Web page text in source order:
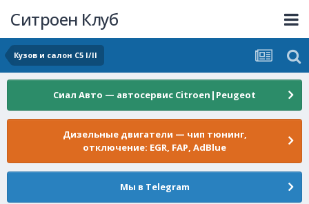
Ситроен Клуб
Кузов и салон C5 I/II
Сиал Авто — автосервис Citroen|Peugeot
Дизельные двигатели — чип тюнинг,
отключение: EGR, FAP, AdBlue
Мы в Telegram